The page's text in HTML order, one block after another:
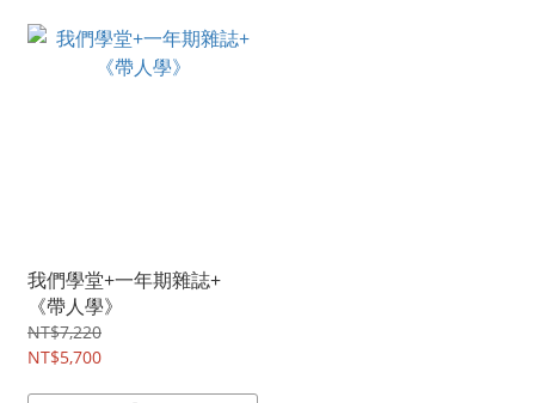
我們學堂+一年期雜誌+
《帶人學》
NT$7,220
NT$5,700